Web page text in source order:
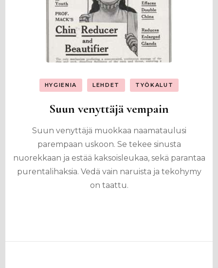
HYGIENIA LEHDET TYÖKALUT
Suun venyttäjä vempain
Suun venyttäjä muokkaa naamataulusi
parempaan uskoon. Se tekee sinusta
nuorekkaan ja estää kaksoisleukaa, sekä parantaa
purentalihaksia. Vedä vain naruista ja tekohymy
on taattu.